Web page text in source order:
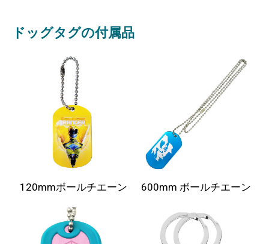
ドッグタグの付属品
120mmボールチエーン 600mm ボールチエーン